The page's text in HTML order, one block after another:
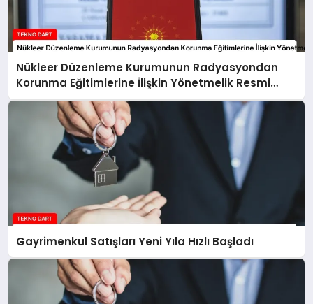
Nükleer Düzenleme Kurumunun Radyasyondan
Korunma Eğitimlerine İlişkin Yönetmelik Resmi
Gazete’de Yayımlandı
Gayrimenkul Satışları Yeni Yıla Hızlı Başladı